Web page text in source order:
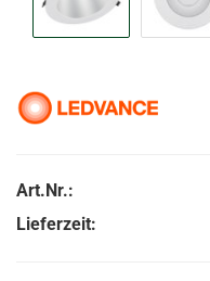
Art.Nr.:
Lieferzeit: